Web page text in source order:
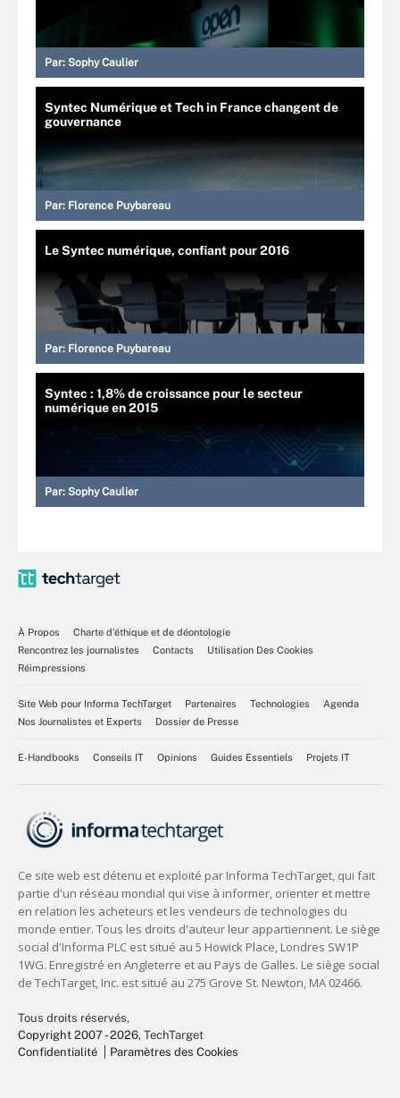
Par: Sophy Caulier
Syntec Numérique et Tech in France changent de
gouvernance
Par: Florence Puybareau
Le Syntec numérique, confiant pour 2016
Par: Florence Puybareau
Syntec : 1,8% de croissance pour le secteur
numérique en 2015
Par: Sophy Caulier
À Propos
Charte d’éthique et de déontologie
Rencontrez les journalistes
Contacts
Utilisation Des Cookies
Réimpressions
Site Web pour Informa TechTarget Partenaires Technologies
Agenda
Nos Journalistes et Experts
Dossier de Presse
E-Handbooks Conseils IT Opinions Guides Essentiels Projets IT
Tous droits réservés,
Copyright 2007 - 2026, TechTarget
Confidentialité
Paramètres des Cookies